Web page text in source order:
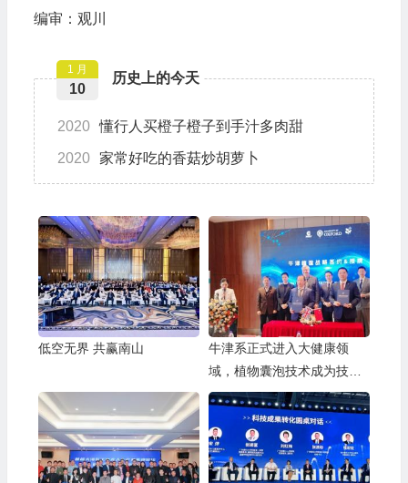
编审：观川
历史上的今天
1 月
10
2020 懂行人买橙子橙子到手汁多肉甜
2020 家常好吃的香菇炒胡萝卜
低空无界 共赢南山
牛津系正式进入大健康领
域，植物囊泡技术成为技术
抓手